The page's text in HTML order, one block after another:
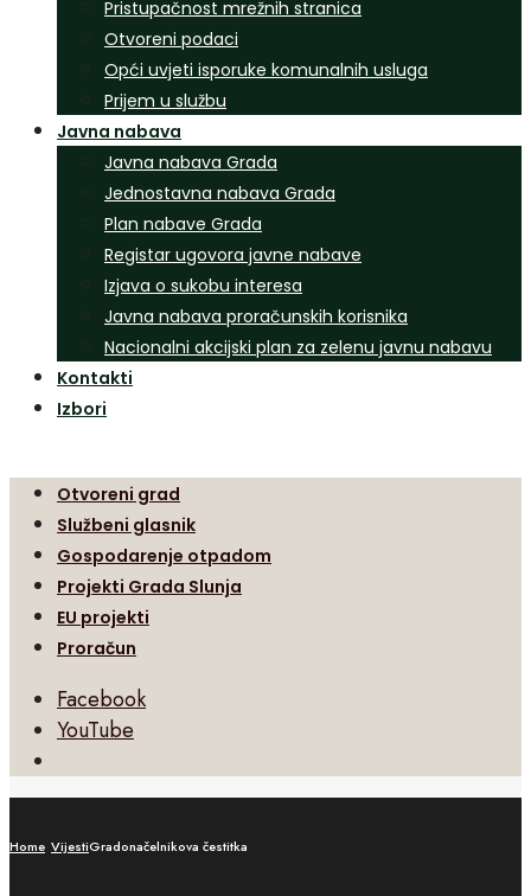
Pristupačnost mrežnih stranica
Otvoreni podaci
Opći uvjeti isporuke komunalnih usluga
Prijem u službu
Javna nabava
Javna nabava Grada
Jednostavna nabava Grada
Plan nabave Grada
Registar ugovora javne nabave
Izjava o sukobu interesa
Javna nabava proračunskih korisnika
Nacionalni akcijski plan za zelenu javnu nabavu
Kontakti
Izbori
Otvoreni grad
Službeni glasnik
Gospodarenje otpadom
Projekti Grada Slunja
EU projekti
Proračun
Facebook
YouTube
Search
Home VijestiGradonačelnikova čestitka